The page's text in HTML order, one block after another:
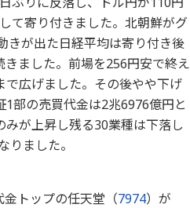
て寄り付きました。北朝鮮がグ
きが出た日経平均は寄り付き後
ました。前場を256円安で終え
広げました。その後やや下げ
部の売買代金は2兆6976億円と
が上昇し残る30業種は下落し
ました。
トップの任天堂（7974）が